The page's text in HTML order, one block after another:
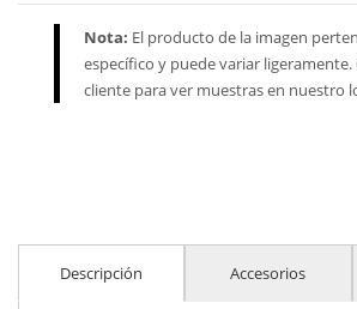
Nota: El producto de la imagen
específico y puede variar
cliente para ver muestras en nuestro
Descripción Accesorios